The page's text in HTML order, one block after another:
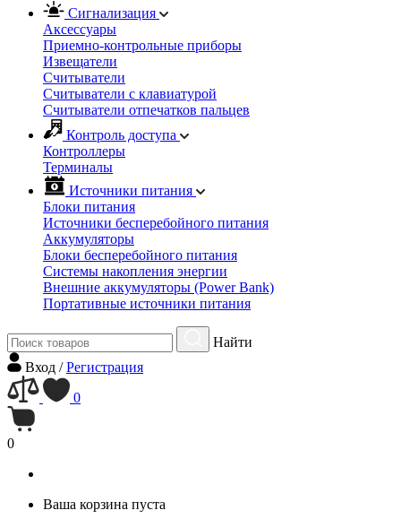
Сигнализация
Аксессуары
Приемно-контрольные приборы
Извещатели
Считыватели
Cчитыватели с клавиатурой
Cчитыватели отпечатков пальцев
Контроль доступа
Контроллеры
Терминалы
Источники питания
Блоки питания
Источники бесперебойного питания
Аккумуляторы
Блоки бесперебойного питания
Системы накопления энергии
Внешние аккумуляторы (Power Bank)
Портативные источники питания
Найти
Вход /Регистрация
0
0
Ваша корзина пуста